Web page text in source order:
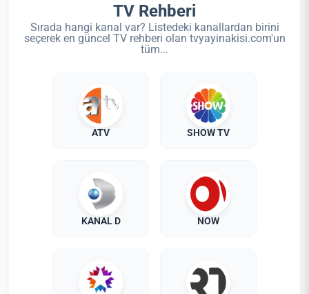
TV Rehberi
Sırada hangi kanal var? Listedeki kanallardan birini
seçerek en güncel TV rehberi olan tvyayinakisi.com'un
tüm...
ATV SHOW TV
KANAL D NOW